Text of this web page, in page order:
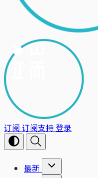
订阅 订阅支持登录
最新